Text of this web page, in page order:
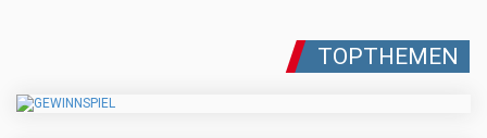
TOPTHEMEN